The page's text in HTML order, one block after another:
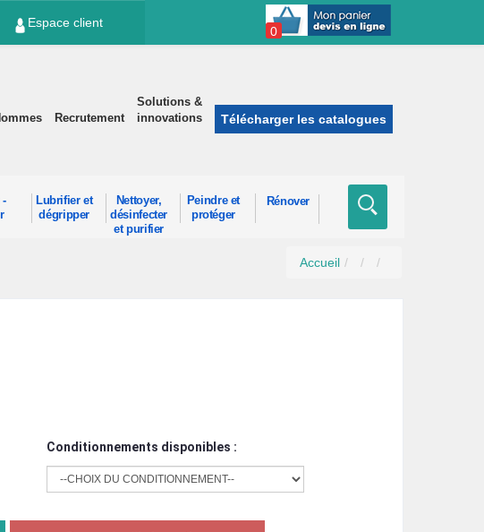
Espace client
0
Recrutement
Solutions &
innovations
Télécharger les catalogues
-
Lubrifier et
dégripper
Nettoyer,
désinfecter
et purifier
Peindre et
protéger
Rénover
Accueil
Conditionnements disponibles :